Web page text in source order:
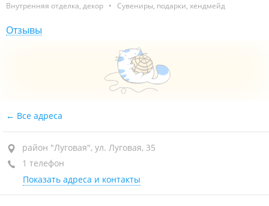
Внутренняя отделка, декор • Сувениры, подарки, хендмейд
Отзывы
Все адреса
район "Луговая", ул. Луговая, 35
1 телефон
Показать адреса и контакты